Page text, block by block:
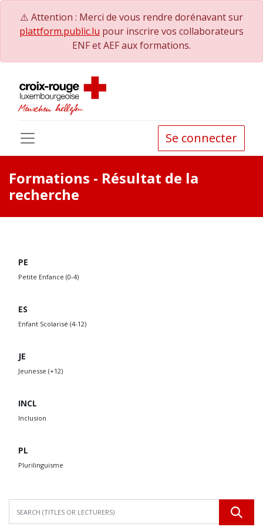
⚠️ Attention : Merci de vous rendre dorénavant sur
plattform.public.lu pour inscrire vos collaborateurs
ENF et AEF aux formations.
Se connecter
Formations - Résultat de la
recherche
PE
Petite Enfance (0-4)
ES
Enfant Scolarisé (4-12)
JE
Jeunesse (+12)
INCL
Inclusion
PL
Plurilinguisme